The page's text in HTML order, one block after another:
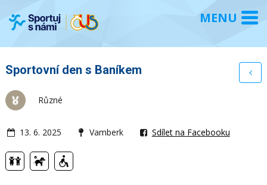
Sportovní den s Baníkem
Různé
13. 6. 2025 Vamberk Sdílet na Facebooku